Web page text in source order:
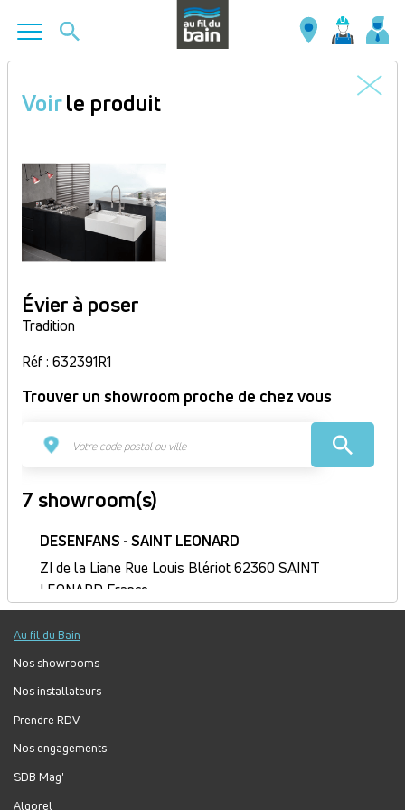
contenu
Voirle produit
Évier à poser
Tradition
Réf : 632391R1
Trouver un showroom proche de chez vous
7 showroom(s)
DESENFANS - SAINT LEONARD
ZI de la Liane Rue Louis Blériot 62360 SAINT
LEONARD France
Itinéraire
Fermé
Jour
Plage
horaire
Lundi :
Mardi :
Jeudi :
Vendredi : 8h-12h30, 13h30-17h30
Samedi :
Au fil du Bain
Nos showrooms
Nos installateurs
Prendre RDV
Nos engagements
SDB Mag'
Algorel